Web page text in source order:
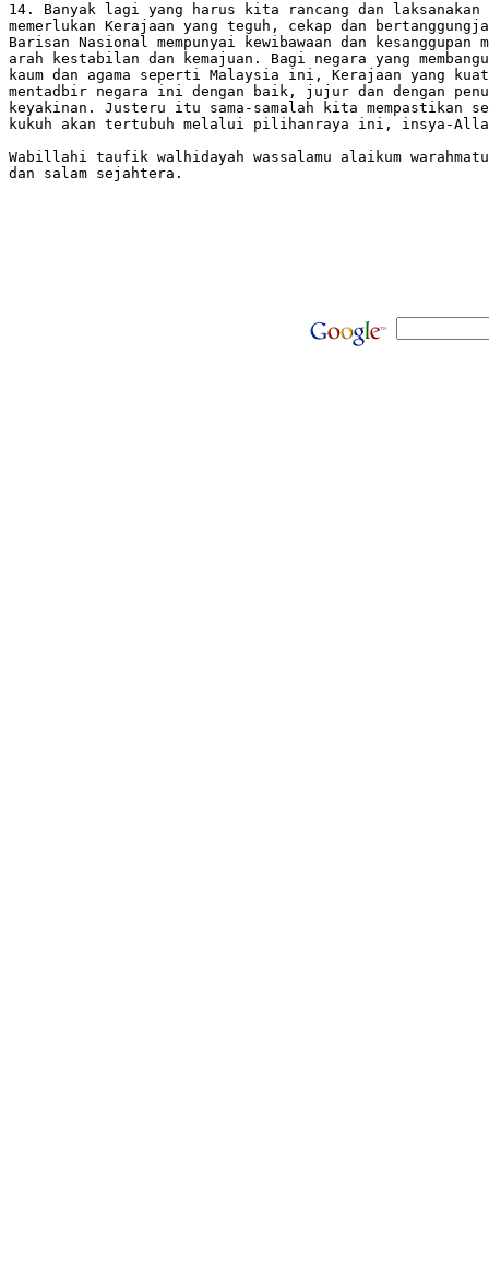
14. Banyak lagi yang harus kita rancang dan laksanakan
memerlukan Kerajaan yang teguh, cekap dan
Barisan Nasional mempunyai kewibawaan dan kesanggupan
arah kestabilan dan kemajuan. Bagi negara yang
kaum dan agama seperti Malaysia ini, Kerajaan yang
mentadbir negara ini dengan baik, jujur dan dengan
keyakinan. Justeru itu sama-samalah kita mempastikan
kukuh akan tertubuh melalui pilihanraya ini, insya-
Wabillahi taufik walhidayah wassalamu alaikum
dan salam sejahtera.